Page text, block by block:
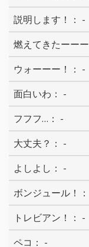
-
-
-
-
-
-
-
-